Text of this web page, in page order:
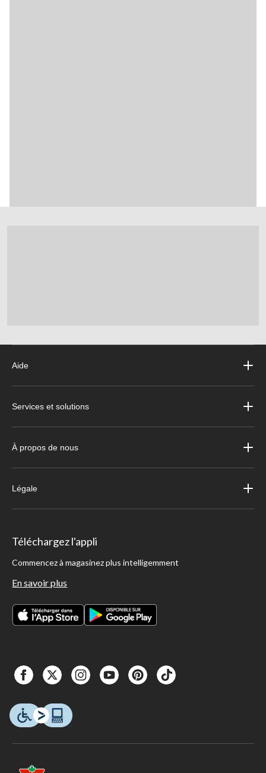
Aide
Services et solutions
À propos de nous
Légale
Téléchargez l'appli
Commencez à magasinez plus intelligemment
En savoir plus